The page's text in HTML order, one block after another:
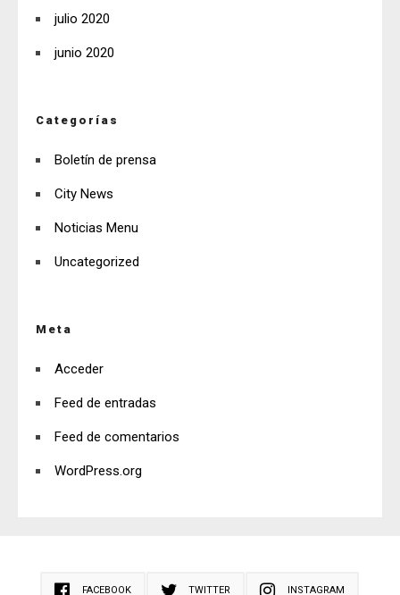
julio 2020
junio 2020
Categorías
Boletín de prensa
City News
Noticias Menu
Uncategorized
Meta
Acceder
Feed de entradas
Feed de comentarios
WordPress.org
FACEBOOK TWITTER INSTAGRAM